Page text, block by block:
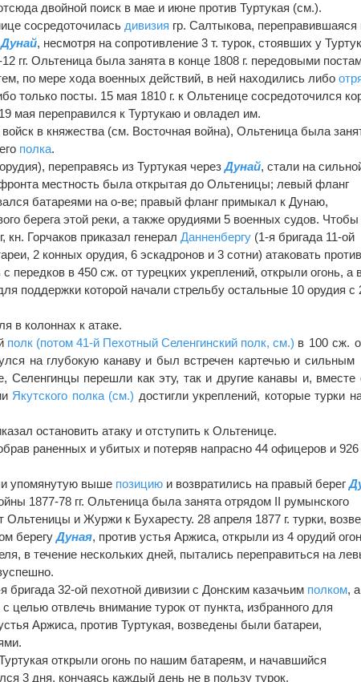
двойной поиск в мае и июне против Туртукая (см.).
сосредоточилась дивизия гр. Салтыкова, переправившаяся
Дунай, несмотря на сопротивление 3 т. турок, стоявших у
гг. Ольтеница была занята в конце 1808 г. передовыми
по мере хода военных действий, в ней находились либо
только посты. 15 мая 1810 г. к Ольтенице сосредоточился
мая переправился к Туртукаю и овладел им.
в княжества (см. Восточная война), Ольтеница была
полка.
переправясь из Туртукая черезДунай, стали на
местность была открытая до Ольтеницы; левый фланг
батареями на о-ве; правый фланг примыкал к Дунаю,
берега этой реки, а также орудиями 5 военных судов. Чтобы
кн. Горчаков приказал генералДанненбергу (1-я бригада 11-ой
2 конных орудия, 6 эскадронов и 3 сотни) атаковать
передков в 450 сж. от турецких укреплений, открыли огонь, а
поддержки которой начали стрельбу остальные 10 орудия с
в колоннах к атаке.
полк (потом 41-й Пехотный Селенгинский полк, см.) в 100 сж.
на глубокую канаву и был встречен картечью и сильным
Селенгинцы перешли как эту, так и другие канавы и, вместе
Якутского полка (см.) достигли укреплений, которые турки
остановить атаку и отступить к Ольтенице.
раненных и убитых и потеряв напрасно 44 офицеров и 926
упомянутую выше позицию и возвратились на правый берег
1877-78 гг. Ольтеница была занята отрядом II румынского
Ольтеницы и Журжи к Бухаресту. 28 апреля 1877 г. турки,
берегуДуная, против устья Аржиса, открыли из 4 орудий
в течение нескольких дней, пытались переправиться на
бригада 32-ой пехотной дивизии с Донским казачьим полком,
целью отвлечь внимание турок от пункта, избранного для
Аржиса, против Туртукая, возведены были батареи,
открыли огонь по нашим батареям, и начавшийся
3 дня, кончаясь каждый день не в пользу турок.